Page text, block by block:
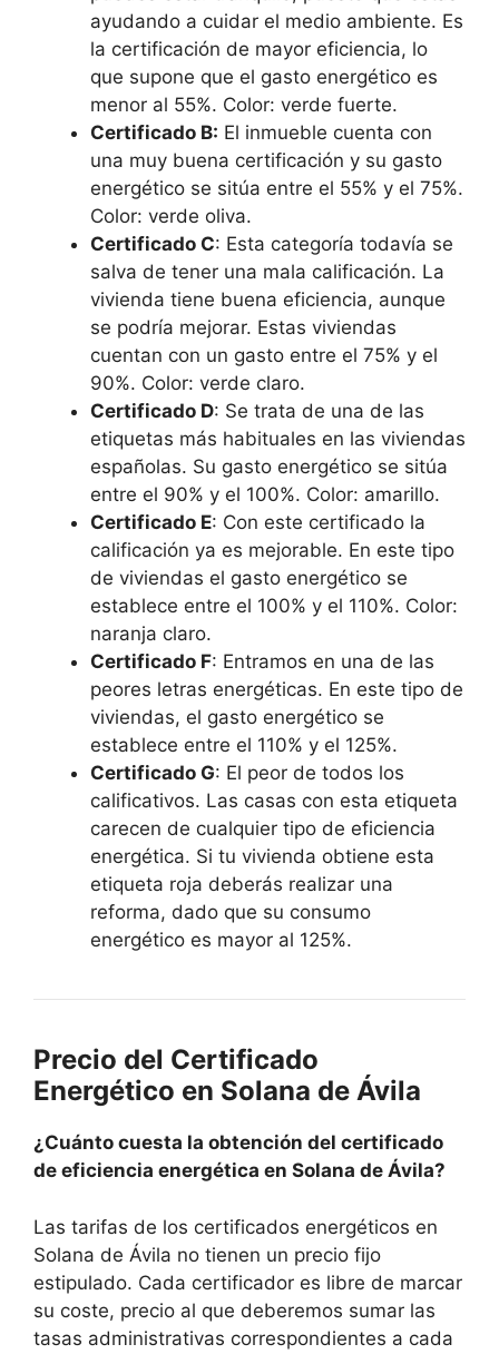
ayudando a cuidar el medio ambiente. Es
la certificación de mayor eficiencia, lo
que supone que el gasto energético es
menor al 55%. Color: verde fuerte.
Certificado B: El inmueble cuenta con
una muy buena certificación y su gasto
energético se sitúa entre el 55% y el 75%.
Color: verde oliva.
Certificado C: Esta categoría todavía se
salva de tener una mala calificación. La
vivienda tiene buena eficiencia, aunque
se podría mejorar. Estas viviendas
cuentan con un gasto entre el 75% y el
90%. Color: verde claro.
Certificado D: Se trata de una de las
etiquetas más habituales en las viviendas
españolas. Su gasto energético se sitúa
entre el 90% y el 100%. Color: amarillo.
Certificado E: Con este certificado la
calificación ya es mejorable. En este tipo
de viviendas el gasto energético se
establece entre el 100% y el 110%. Color:
naranja claro.
Certificado F: Entramos en una de las
peores letras energéticas. En este tipo de
viviendas, el gasto energético se
establece entre el 110% y el 125%.
Certificado G: El peor de todos los
calificativos. Las casas con esta etiqueta
carecen de cualquier tipo de eficiencia
energética. Si tu vivienda obtiene esta
etiqueta roja deberás realizar una
reforma, dado que su consumo
energético es mayor al 125%.
Precio del Certificado
Energético en Solana de Ávila
¿Cuánto cuesta la obtención del certificado
de eficiencia energética en Solana de Ávila?
Las tarifas de los certificados energéticos en
Solana de Ávila no tienen un precio fijo
estipulado. Cada certificador es libre de marcar
su coste, precio al que deberemos sumar las
tasas administrativas correspondientes a cada